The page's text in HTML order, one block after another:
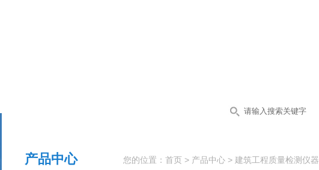
您的位置： 首页 > 产品中心 > 建筑工程质量检测仪器
产品中心